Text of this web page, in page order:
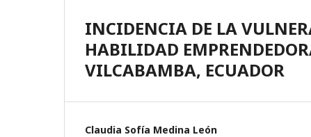
INCIDENCIA DE LA
HABILIDAD
VILCABAMBA, ECUADOR
Claudia Sofía Medina León